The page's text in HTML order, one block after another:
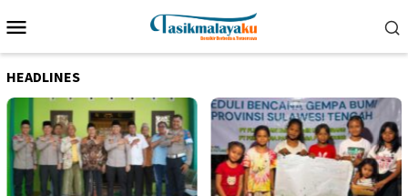
ke
Mobile
HEADLINES